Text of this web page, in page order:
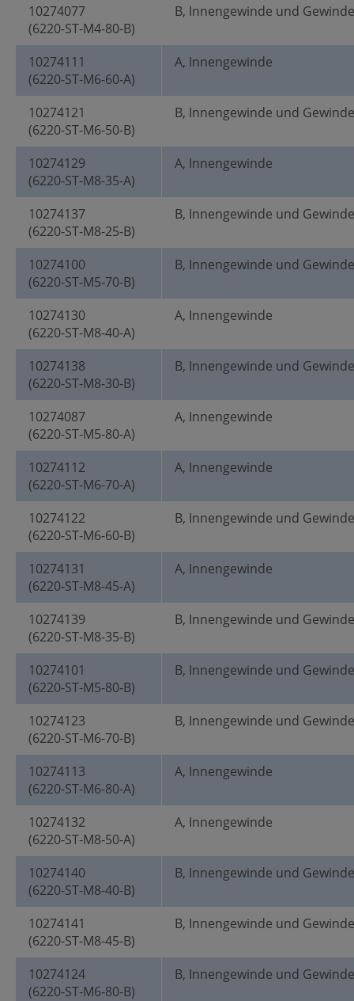
10274077
(6220-ST-M4-80-B)
B, Innengewinde und
10274111
(6220-ST-M6-60-A)
A, Innengewinde
10274121
(6220-ST-M6-50-B)
B, Innengewinde und
10274129
(6220-ST-M8-35-A)
A, Innengewinde
10274137
(6220-ST-M8-25-B)
B, Innengewinde und
10274100
(6220-ST-M5-70-B)
B, Innengewinde und
10274130
(6220-ST-M8-40-A)
A, Innengewinde
10274138
(6220-ST-M8-30-B)
B, Innengewinde und
10274087
(6220-ST-M5-80-A)
A, Innengewinde
10274112
(6220-ST-M6-70-A)
A, Innengewinde
10274122
(6220-ST-M6-60-B)
B, Innengewinde und
10274131
(6220-ST-M8-45-A)
A, Innengewinde
10274139
(6220-ST-M8-35-B)
B, Innengewinde und
10274101
(6220-ST-M5-80-B)
B, Innengewinde und
10274123
(6220-ST-M6-70-B)
B, Innengewinde und
10274113
(6220-ST-M6-80-A)
A, Innengewinde
10274132
(6220-ST-M8-50-A)
A, Innengewinde
10274140
(6220-ST-M8-40-B)
B, Innengewinde und
10274141
(6220-ST-M8-45-B)
B, Innengewinde und
10274124
(6220-ST-M6-80-B)
B, Innengewinde und